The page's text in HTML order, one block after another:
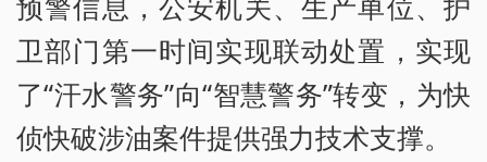
卫部门第一时间实现联动处置，实现
了“汗水警务”向“智慧警务”转变，为快
侦快破涉油案件提供强力技术支撑。